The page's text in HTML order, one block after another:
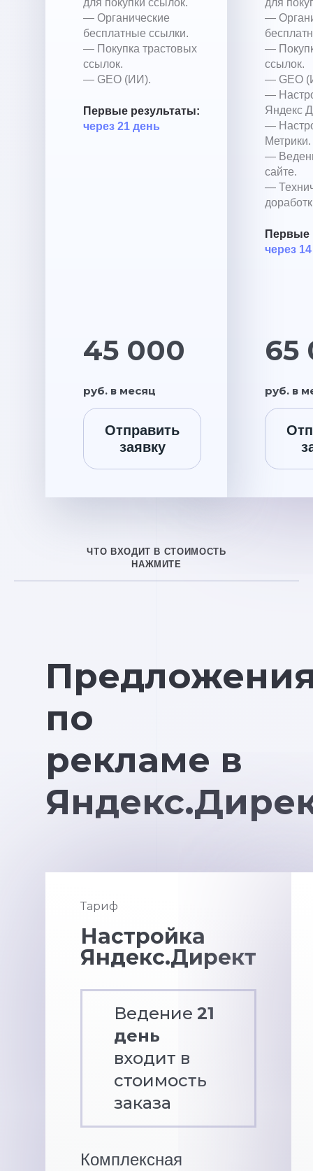
— Органические
бесплатные ссылки.
— Покупка трастовых
ссылок.
— GEO (ИИ).
Первые результаты:
через 21 день
45 000
руб. в месяц
Отправить
заявку
—
—
ссылок.
— GEO
—
Яндекс
—
Метрики.
—
сайте.
—
Первые
через
65
руб. в
ЧТО ВХОДИТ В СТОИМОСТЬ
НАЖМИТЕ
по
рекламе в
Тариф
Настройка
Яндекс.Директ
Ведение 21
день
входит в
стоимость
заказа
Комплексная